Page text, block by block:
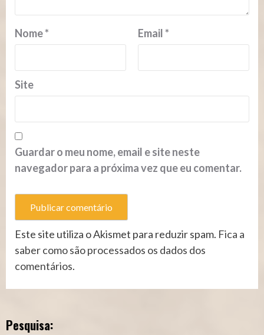
Nome* Email*
Site
Guardar o meu nome, email e site neste
navegador para a próxima vez que eu comentar.
Este site utiliza o Akismet para reduzir spam. Fica a
saber como são processados os dados dos
comentários.
Pesquisa: